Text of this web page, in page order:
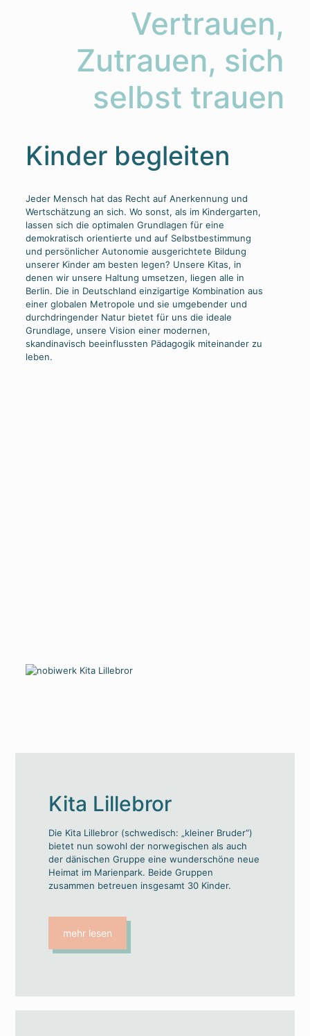
Vertrauen,
Zutrauen, sich
selbst trauen
Kinder begleiten
Jeder Mensch hat das Recht auf Anerkennung und
Wertschätzung an sich. Wo sonst, als im Kindergarten,
lassen sich die optimalen Grundlagen für eine
demokratisch orientierte und auf Selbstbestimmung
und persönlicher Autonomie ausgerichtete Bildung
unserer Kinder am besten legen? Unsere Kitas, in
denen wir unsere Haltung umsetzen, liegen alle in
Berlin. Die in Deutschland einzigartige Kombination aus
einer globalen Metropole und sie umgebender und
durchdringender Natur bietet für uns die ideale
Grundlage, unsere Vision einer modernen,
skandinavisch beeinflussten Pädagogik miteinander zu
leben.
Kita Lillebror
Die Kita Lillebror (schwedisch: „kleiner Bruder“)
bietet nun sowohl der norwegischen als auch
der dänischen Gruppe eine wunderschöne neue
Heimat im Marienpark. Beide Gruppen
zusammen betreuen insgesamt 30 Kinder.
mehr lesen